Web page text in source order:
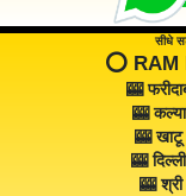
सीधे
⭕️ RAM
🎰
🎰
🎰
🎰
🎰